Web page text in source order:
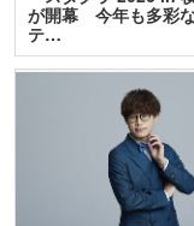
が開幕 今年も多彩
テ…